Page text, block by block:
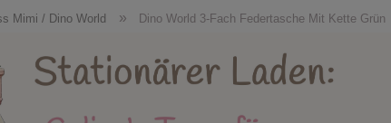
Holzspielzeug Kidsstore X-MAS
Neue Produkte Stapelstein
Instagram
Mimi / Dino World » Dino World 3-Fach Federtasche Mit Kette Grün